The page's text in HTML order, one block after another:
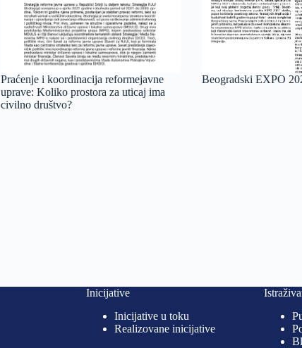
Praćenje i koordinacija reformejavne
uprave: Koliko prostora za uticaj ima
civilno društvo?
Beogradski EXPO
Inicijative
Inicijative u toku
Realizovane inicijative